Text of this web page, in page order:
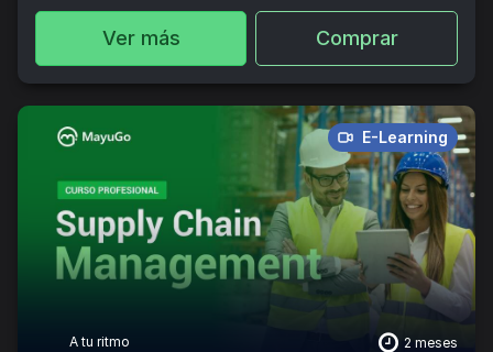
Ver más Comprar
E-Learning
A tu ritmo 2 meses